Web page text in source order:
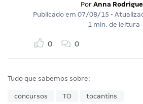
Por Anna
Publicado em 07/08/15 •
1 min. de leitura
0 0
Tudo que sabemos sobre:
concursos TO tocantins